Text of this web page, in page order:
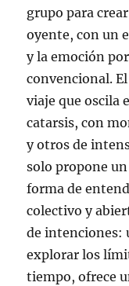
grupo para
oyente, con un
y la emoción
convencional.
viaje que oscila
catarsis, con
y otros de
solo propone
forma de
colectivo y
de intenciones:
explorar los
tiempo, ofrece